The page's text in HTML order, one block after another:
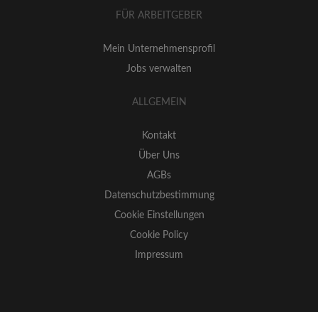
FÜR ARBEITGEBER
Mein Unternehmensprofil
Jobs verwalten
ALLGEMEIN
Kontakt
Über Uns
AGBs
Datenschutzbestimmung
Cookie Einstellungen
Cookie Policy
Impressum